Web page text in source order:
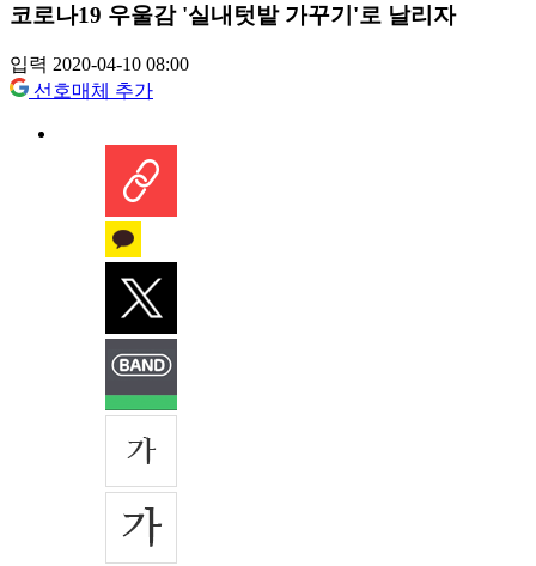
코로나19 우울감 '실내텃밭 가꾸기'로 날리자
입력 2020-04-10 08:00
선호매체 추가